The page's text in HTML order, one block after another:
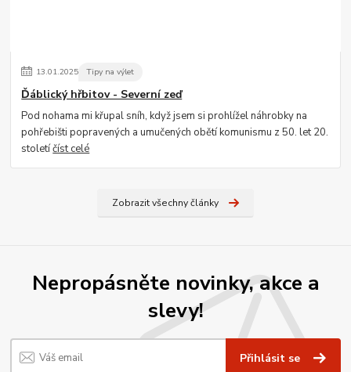
13.01.2025 Tipy na výlet
Ďáblický hřbitov - Severní zeď
Pod nohama mi křupal sníh, když jsem si prohlížel náhrobky na
pohřebišti popravených a umučených obětí komunismu z 50. let 20.
stoletíčíst celé
Zobrazit všechny články
Nepropásněte novinky, akce a
slevy!
Přihlásit se